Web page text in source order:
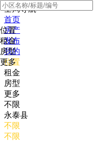
全局导航
首页
房产
发布
我的
位置
租金
房型
更多
位置
租金
房型
更多
不限
永泰县
不限
不限